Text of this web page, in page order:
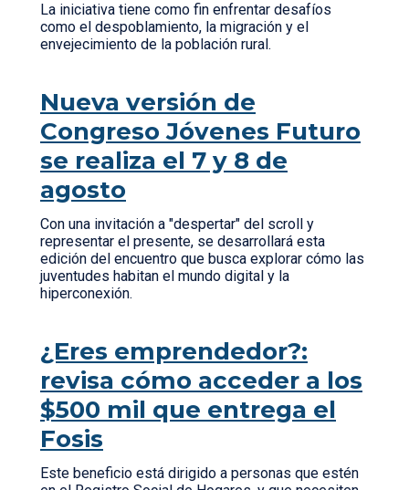
La iniciativa tiene como fin enfrentar desafíos
como el despoblamiento, la migración y el
envejecimiento de la población rural.
Nueva versión de
Congreso Jóvenes Futuro
se realiza el 7 y 8 de
agosto
Con una invitación a "despertar" del scroll y
representar el presente, se desarrollará esta
edición del encuentro que busca explorar cómo las
juventudes habitan el mundo digital y la
hiperconexión.
¿Eres emprendedor?:
revisa cómo acceder a los
$500 mil que entrega el
Fosis
Este beneficio está dirigido a personas que estén